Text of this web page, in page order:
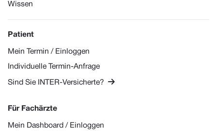
Wissen
Patient
Mein Termin / Einloggen
Individuelle Termin-Anfrage
Sind Sie INTER-Versicherte? 
Für Fachärzte
Mein Dashboard / Einloggen